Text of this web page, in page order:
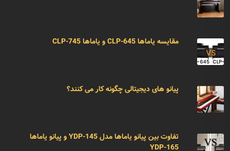
مقایسه یاماها CLP-645 و یاماها CLP-745
پیانو های دیجیتالی چگونه کار می کنند؟
تفاوت بین پیانو یاماها مدل YDP-145 و پیانو یاماها
YDP-165